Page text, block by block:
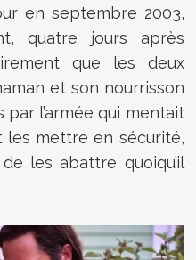
en septembre 2003,
quatre jours après
que les deux
et son nourrisson
l’armée qui mentait
les mettre en sécurité,
les abattre quoiqu’il